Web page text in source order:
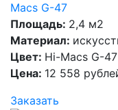
Macs G-47
Площадь: 2,4 м2
Материал:
Цвет: Hi-Macs G-47
Цена: 12 558
Заказать